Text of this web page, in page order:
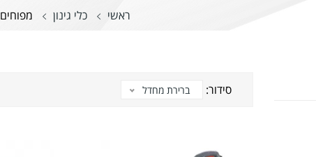
ראשי כלי גינון מפוחים
סידור: ברירת מחדל